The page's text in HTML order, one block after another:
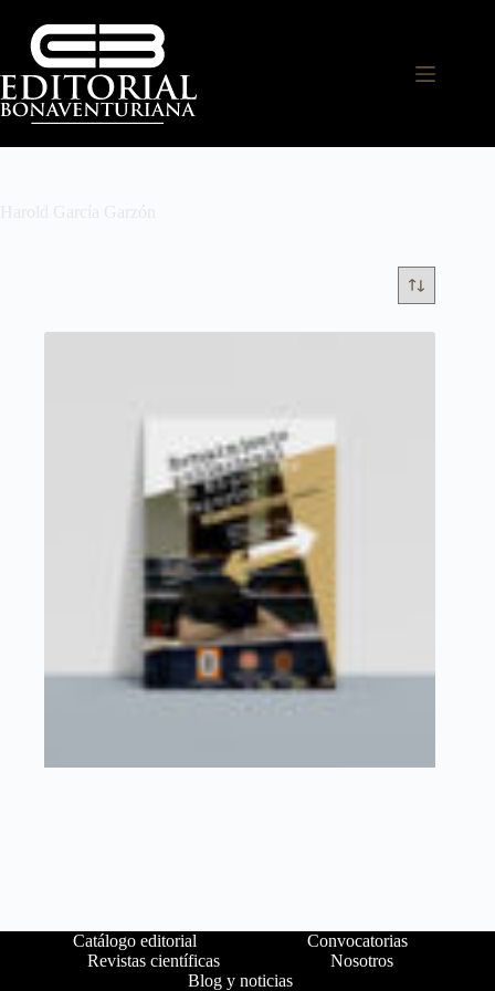
Harold García Garzón
Catálogo editorial
Convocatorias
Revistas científicas
Nosotros
Blog y noticias